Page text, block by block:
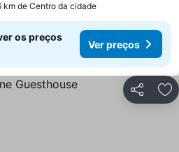
km de Centro da cidade
os preços
Ver preços
Partilhar